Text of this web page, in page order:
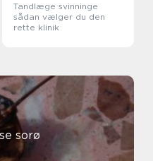
Tandlæge svinninge
sådan vælger du den
rette klinik
sorø